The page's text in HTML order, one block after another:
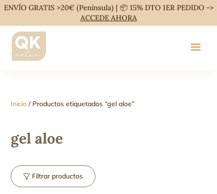
ENVÍO GRATIS >20€ (Península) | 📦 15% DTO 1ER PEDIDO ->
ACCEDE AHORA
Inicio / Productos etiquetados “gel aloe”
gel aloe
Filtrar productos